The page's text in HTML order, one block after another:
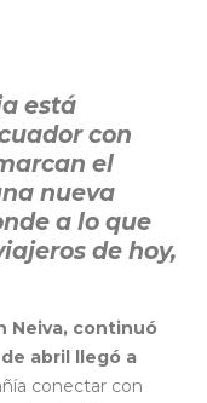
está
con
el
nueva
a lo que
de hoy,
Neiva, continuó
abril llegó a
conectar con